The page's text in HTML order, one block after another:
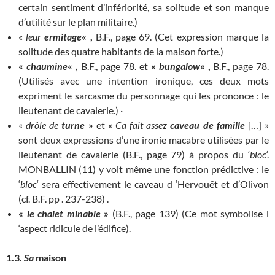
certain sentiment d’infériorité, sa solitude et son manque
d’utilité sur le plan militaire.)
« leurermitage« , B.F., page 69. (Cet expression marque la
solitude des quatre habitants de la maison forte.)
« chaumine« , B.F., page 78. et « bungalow« , B.F., page 78.
(Utilisés avec une intention ironique, ces deux mots
expriment le sarcasme du personnage qui les prononce : le
lieutenant de cavalerie.) ·
«drôle deturne » et «Ca fait assezcaveau de famille […] »
sont deux expressions d’une ironie macabre utilisées par le
lieutenant de cavalerie (B.F., page 79) à propos du ‘bloc‘.
MONBALLIN (11) y voit même une fonction prédictive : le
‘bloc‘ sera effectivement le caveau d ‘Hervouët et d’Olivon
(cf. B.F. pp . 237-238) .
« le chalet minable» (B.F., page 139) (Ce mot symbolise l
‘aspect ridicule de l’édifice).
1.3. Sa maison